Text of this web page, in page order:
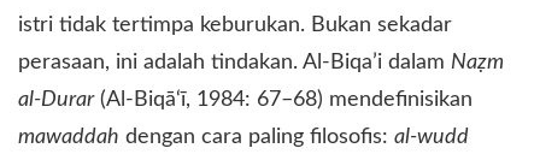
istri tidak tertimpa keburukan. Bukan sekadar
perasaan, ini adalah tindakan. Al-Biqa’i dalam Naẓm
al-Durar(Al-Biqā‘ī, 1984: 67–68) mendefinisikan
mawaddah dengan cara paling filosofis: al-wudd